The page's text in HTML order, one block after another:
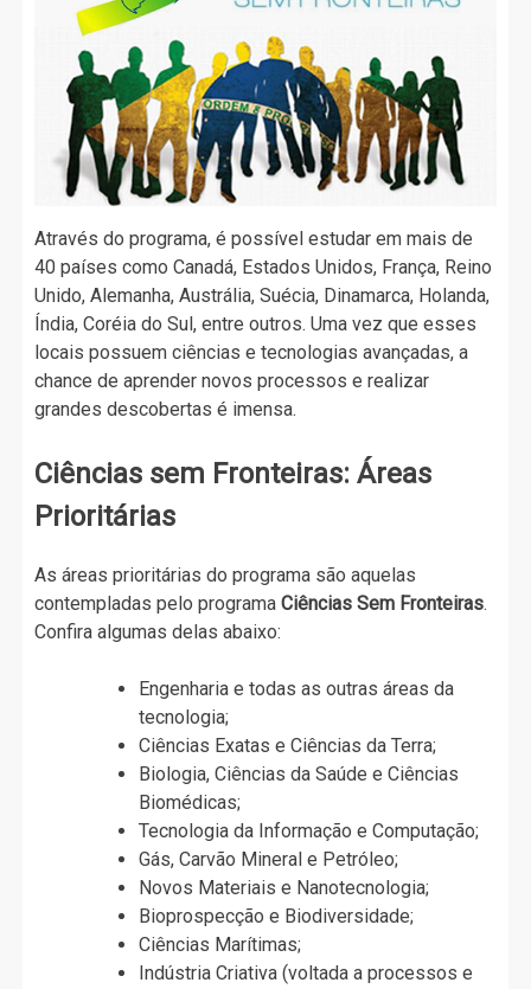
Através do programa, é possível estudar em mais de
40 países como Canadá, Estados Unidos, França, Reino
Unido, Alemanha, Austrália, Suécia, Dinamarca, Holanda,
Índia, Coréia do Sul, entre outros. Uma vez que esses
locais possuem ciências e tecnologias avançadas, a
chance de aprender novos processos e realizar
grandes descobertas é imensa.
Ciências sem Fronteiras: Áreas
Prioritárias
As áreas prioritárias do programa são aquelas
contempladas pelo programa Ciências Sem Fronteiras.
Confira algumas delas abaixo:
Engenharia e todas as outras áreas da
tecnologia;
Ciências Exatas e Ciências da Terra;
Biologia, Ciências da Saúde e Ciências
Biomédicas;
Tecnologia da Informação e Computação;
Gás, Carvão Mineral e Petróleo;
Novos Materiais e Nanotecnologia;
Bioprospecção e Biodiversidade;
Ciências Marítimas;
Indústria Criativa (voltada a processos e